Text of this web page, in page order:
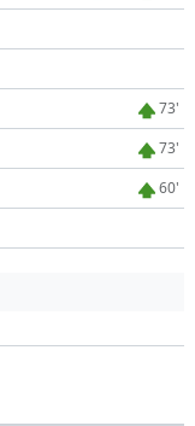
73'
73'
60'